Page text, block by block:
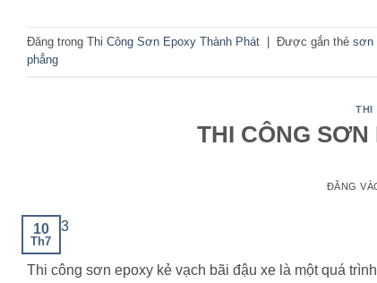
Đăng trong Thi Công Sơn Epoxy Thành Phát Được gắn thẻ sơn
phẳng
THI
THI CÔNG
ĐĂNG
10
Th7
Thi công sơn epoxy kẻ vạch bãi đậu xe là một quá